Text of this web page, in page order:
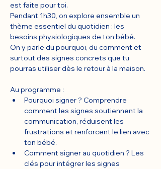
est faite pour toi.
Pendant 1h30, on explore ensemble un
thème essentiel du quotidien : les
besoins physiologiques de ton bébé.
On y parle du pourquoi, du comment et
surtout des signes concrets que tu
pourras utiliser dès le retour à la maison.
Au programme :
Pourquoi signer ? Comprendre
comment les signes soutiennent la
communication, réduisent les
frustrations et renforcent le lien avec
ton bébé.
Comment signer au quotidien ? Les
clés pour intégrer les signes